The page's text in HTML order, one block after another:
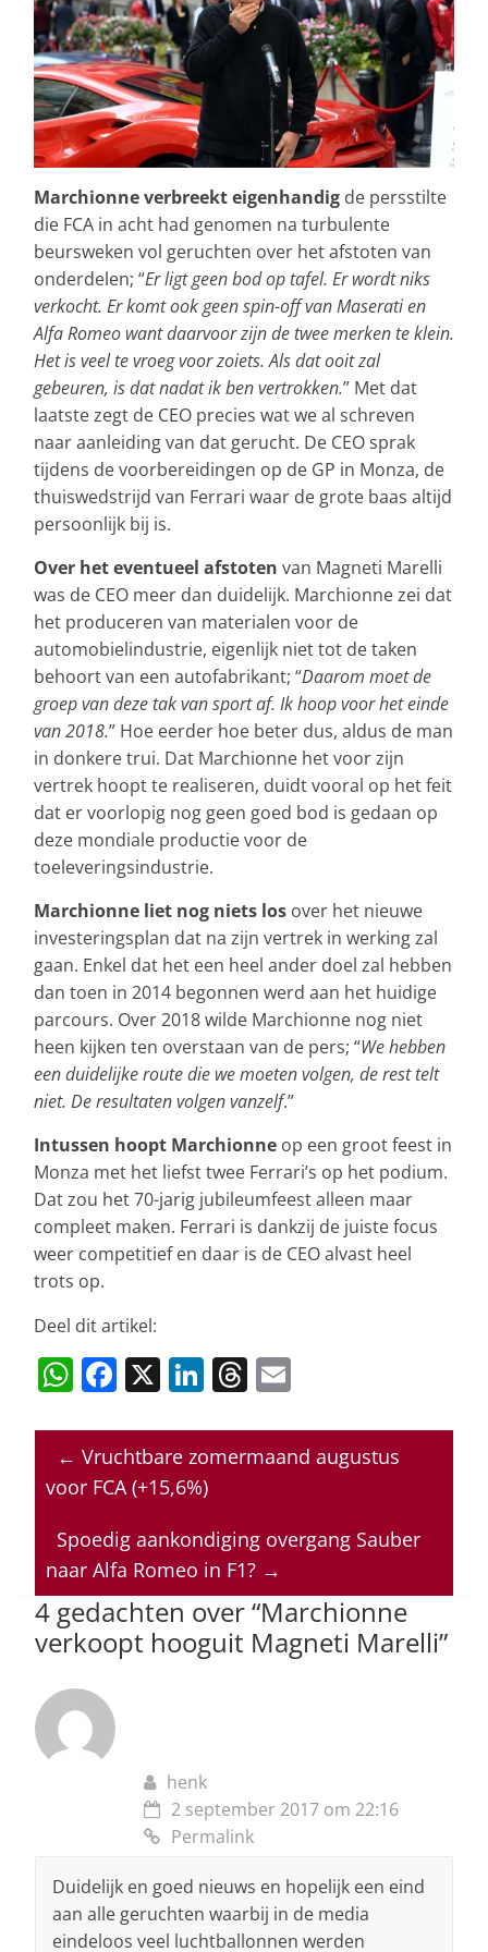
Marchionne verbreekt eigenhandig de persstilte
die FCA in acht had genomen na turbulente
beursweken vol geruchten over het afstoten van
onderdelen; “Er ligt geen bod op tafel. Er wordt niks
verkocht. Er komt ook geen spin-off van Maserati en
Alfa Romeo want daarvoor zijn de twee merken te klein.
Het is veel te vroeg voor zoiets. Als dat ooit zal
gebeuren, is dat nadat ik ben vertrokken.” Met dat
laatste zegt de CEO precies wat we al schreven
naar aanleiding van dat gerucht. De CEO sprak
tijdens de voorbereidingen op de GP in Monza, de
thuiswedstrijd van Ferrari waar de grote baas altijd
persoonlijk bij is.
Over het eventueel afstoten van Magneti Marelli
was de CEO meer dan duidelijk. Marchionne zei dat
het produceren van materialen voor de
automobielindustrie, eigenlijk niet tot de taken
behoort van een autofabrikant; “Daarom moet de
groep van deze tak van sport af. Ik hoop voor het einde
van 2018.” Hoe eerder hoe beter dus, aldus de man
in donkere trui. Dat Marchionne het voor zijn
vertrek hoopt te realiseren, duidt vooral op het feit
dat er voorlopig nog geen goed bod is gedaan op
deze mondiale productie voor de
toeleveringsindustrie.
Marchionne liet nog niets los over het nieuwe
investeringsplan dat na zijn vertrek in werking zal
gaan. Enkel dat het een heel ander doel zal hebben
dan toen in 2014 begonnen werd aan het huidige
parcours. Over 2018 wilde Marchionne nog niet
heen kijken ten overstaan van de pers; “We hebben
een duidelijke route die we moeten volgen, de rest telt
niet. De resultaten volgen vanzelf.”
Intussen hoopt Marchionne op een groot feest in
Monza met het liefst twee Ferrari’s op het podium.
Dat zou het 70-jarig jubileumfeest alleen maar
compleet maken. Ferrari is dankzij de juiste focus
weer competitief en daar is de CEO alvast heel
trots op.
Deel dit artikel:
W
at
s
p
p
F
c
e
b
o
o
k
X Li
k
e
dI
n
T
re
a
s
ai
l
← Vruchtbare zomermaand augustus
voor FCA (+15,6%)
Spoedig aankondiging overgang Sauber
naar Alfa Romeo in F1? →
4 gedachten over “Marchionne
verkoopt hooguit Magneti Marelli”
henk
2 september 2017 om 22:16
Permalink
Duidelijk en goed nieuws en hopelijk een eind
aan alle geruchten waarbij in de media
eindeloos veel luchtballonnen werden